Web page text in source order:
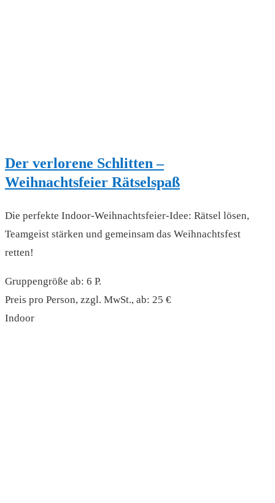
Der verlorene Schlitten –
Weihnachtsfeier Rätselspaß
Die perfekte Indoor-Weihnachtsfeier-Idee: Rätsel lösen,
Teamgeist stärken und gemeinsam das Weihnachtsfest
retten!
Gruppengröße ab: 6 P.
Preis pro Person, zzgl. MwSt., ab: 25 €
Indoor